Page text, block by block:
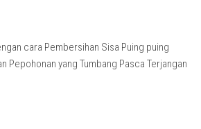
cara Pembersihan Sisa Puing puing
Pepohonan yang Tumbang Pasca Terjangan